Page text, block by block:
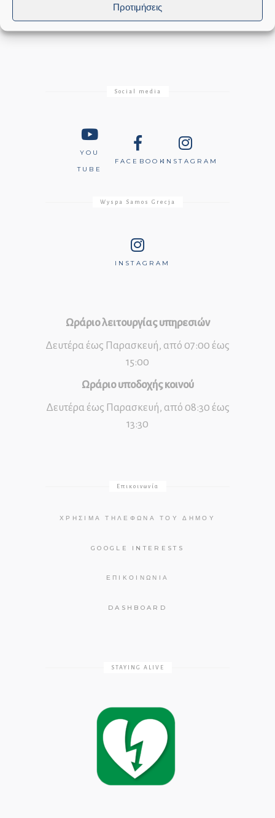
Προτιμήσεις
Social media
YOU
TUBE
FACEBOOKINSTAGRAM
Wyspa Samos Grecja
INSTAGRAM
Ωράριο λειτουργίας υπηρεσιών
Δευτέρα έως Παρασκευή, από 07:00 έως
15:00
Ωράριο υποδοχής κοινού
Δευτέρα έως Παρασκευή, από 08:30 έως
13:30
Επικοινωνία
ΧΡΉΣΙΜΑ ΤΗΛΈΦΩΝΑ ΤΟΥ ΔΉΜΟΥ
GOOGLE INTERESTS
ΕΠΙΚΟΙΝΩΝΊΑ
DASHBOARD
STAYING ALIVE